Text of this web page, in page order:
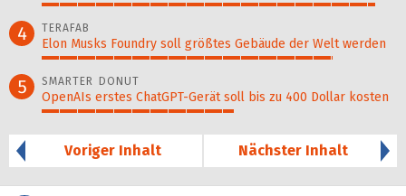
4 TERAFAB
Elon Musks Foundry soll größ­tes Gebäude der Welt werden
5 SMARTER DONUT
OpenAIs erstes ChatGPT-Gerät soll bis zu 400 Dollar kosten
Voriger Inhalt
Nächster Inhalt